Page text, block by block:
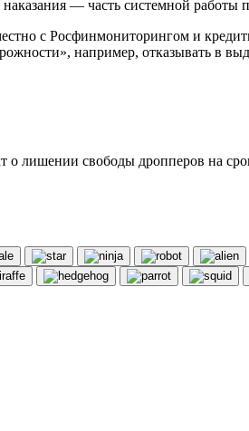
— часть системной работы
с Росфинмониторингом и
например, отказывать в
о лишении свободы дропперов на